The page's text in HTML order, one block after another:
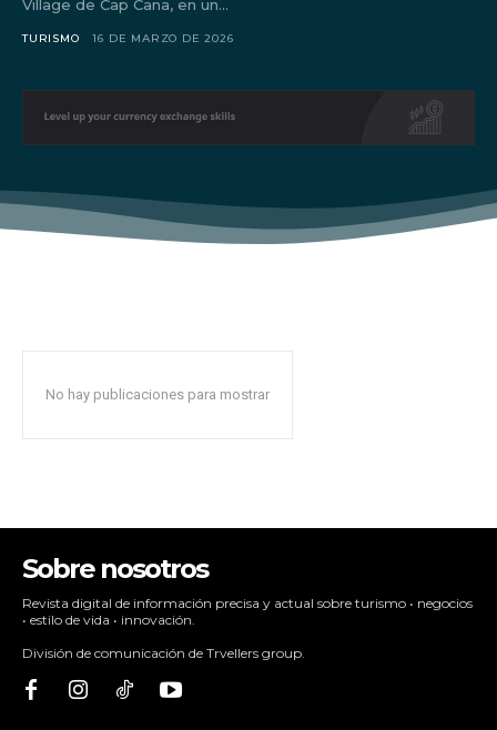
out!
Sing up for our newsletter
Village de Cap Cana, en un...
TURISMO 16 DE MARZO DE 2026
No hay publicaciones para mostrar
Sobre nosotros
Revista digital de información precisa y actual sobre turismo • negocios
• estilo de vida • innovación.
División de comunicación de Trvellers group.